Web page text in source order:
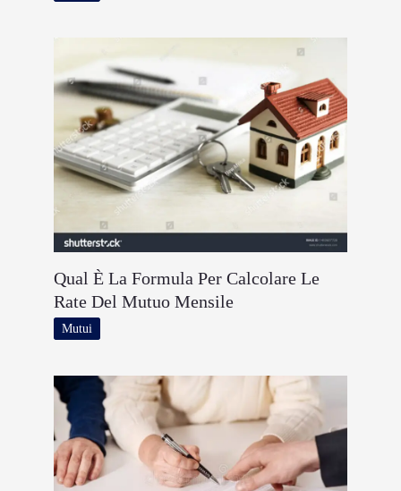
Qual È La Formula Per Calcolare Le
Rate Del Mutuo Mensile
Mutui